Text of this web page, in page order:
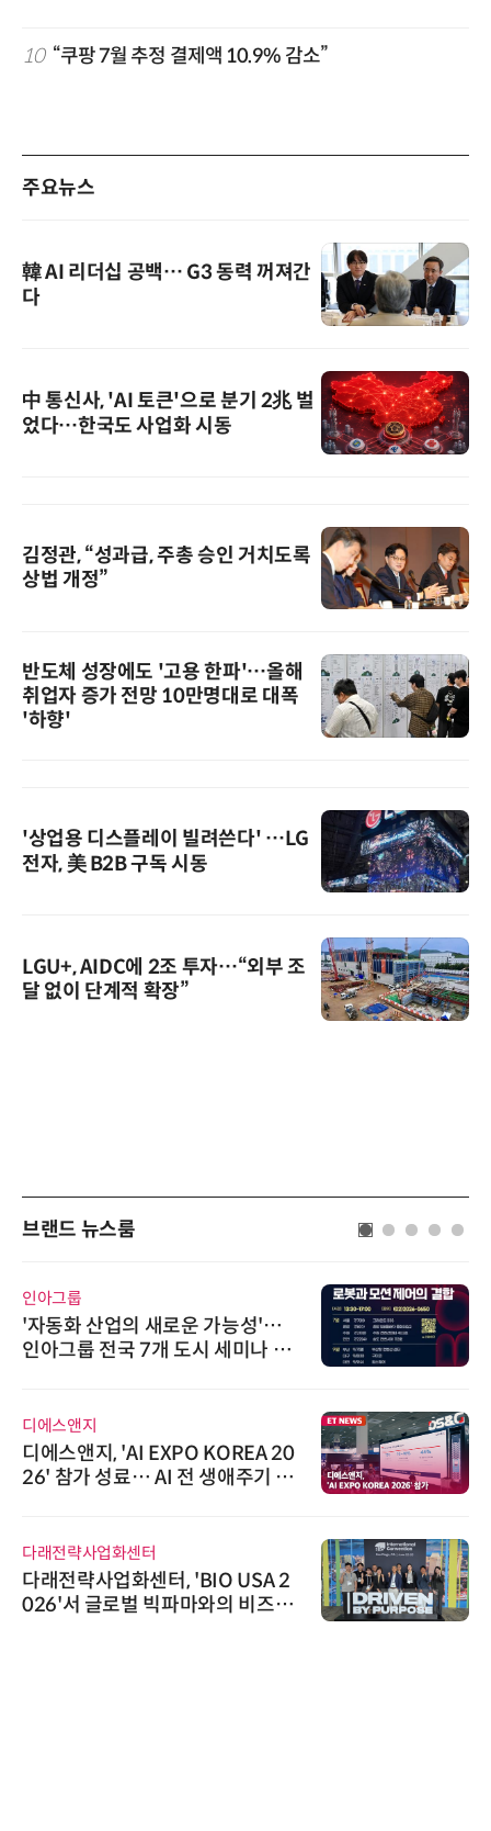
10 “쿠팡 7월 추정 결제액 10.9% 감소”
주요뉴스
韓 AI 리더십 공백… G3 동력 꺼져간
다
中 통신사, 'AI 토큰'으로 분기 2兆 벌
었다…한국도 사업화 시동
김정관, “성과급, 주총 승인 거치도록
상법 개정”
반도체 성장에도 '고용 한파'…올해
취업자 증가 전망 10만명대로 대폭
'하향'
'상업용 디스플레이 빌려쓴다' …LG
전자, 美 B2B 구독 시동
LGU+, AIDC에 2조 투자…“외부 조
달 없이 단계적 확장”
브랜드 뉴스룸
인아그룹
'자동화 산업의 새로운 가능성'…
인아그룹 전국 7개 도시 세미나 페
디에스앤지
디에스앤지, 'AI EXPO KOREA 20
26' 참가 성료… AI 전 생애주기 아
다래전략사업화센터
다래전략사업화센터, 'BIO USA 2
026'서 글로벌 빅파마와의 비즈니